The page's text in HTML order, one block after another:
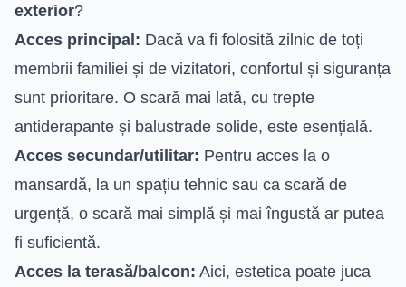
exterior?
Acces principal: Dacă va fi folosită zilnic de toți
membrii familiei și de vizitatori, confortul și siguranța
sunt prioritare. O scară mai lată, cu trepte
antiderapante și balustrade solide, este esențială.
Acces secundar/utilitar: Pentru acces la o
mansardă, la un spațiu tehnic sau ca scară de
urgență, o scară mai simplă și mai îngustă ar putea
fi suficientă.
Acces la terasă/balcon: Aici, estetica poate juca